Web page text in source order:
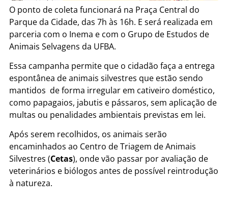
O ponto de coleta funcionará na Praça Central do
Parque da Cidade, das 7h às 16h. E será realizada em
parceria com o Inema e com o Grupo de Estudos de
Animais Selvagens da UFBA.
Essa campanha permite que o cidadão faça a entrega
espontânea de animais silvestres que estão sendo
mantidos de forma irregular em cativeiro doméstico,
como papagaios, jabutis e pássaros, sem aplicação de
multas ou penalidades ambientais previstas em lei.
Após serem recolhidos, os animais serão
encaminhados ao Centro de Triagem de Animais
Silvestres (Cetas), onde vão passar por avaliação de
veterinários e biólogos antes de possível reintrodução
à natureza.